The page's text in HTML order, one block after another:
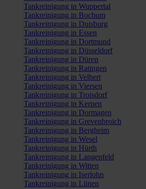
Tankreinigung in Wuppertal
Tankreinigung in Bochum
Tankreinigung in Duisburg
Tankreinigung in Essen
Tankreinigung in Dortmund
Tankreinigung in Düsseldorf
Tankreinigung in Düren
Tankreinigung in Ratingen
Tankreinigung in Velbert
Tankreinigung in Viersen
Tankreinigung in Troisdorf
Tankreinigung in Kerpen
Tankreinigung in Dormagen
Tankreinigung in Grevenbroich
Tankreinigung in Bergheim
Tankreinigung in Wesel
Tankreinigung in Hürth
Tankreinigung in Langenfeld
Tankreinigung in Witten
Tankreinigung in Iserlohn
Tankreinigung in Lünen